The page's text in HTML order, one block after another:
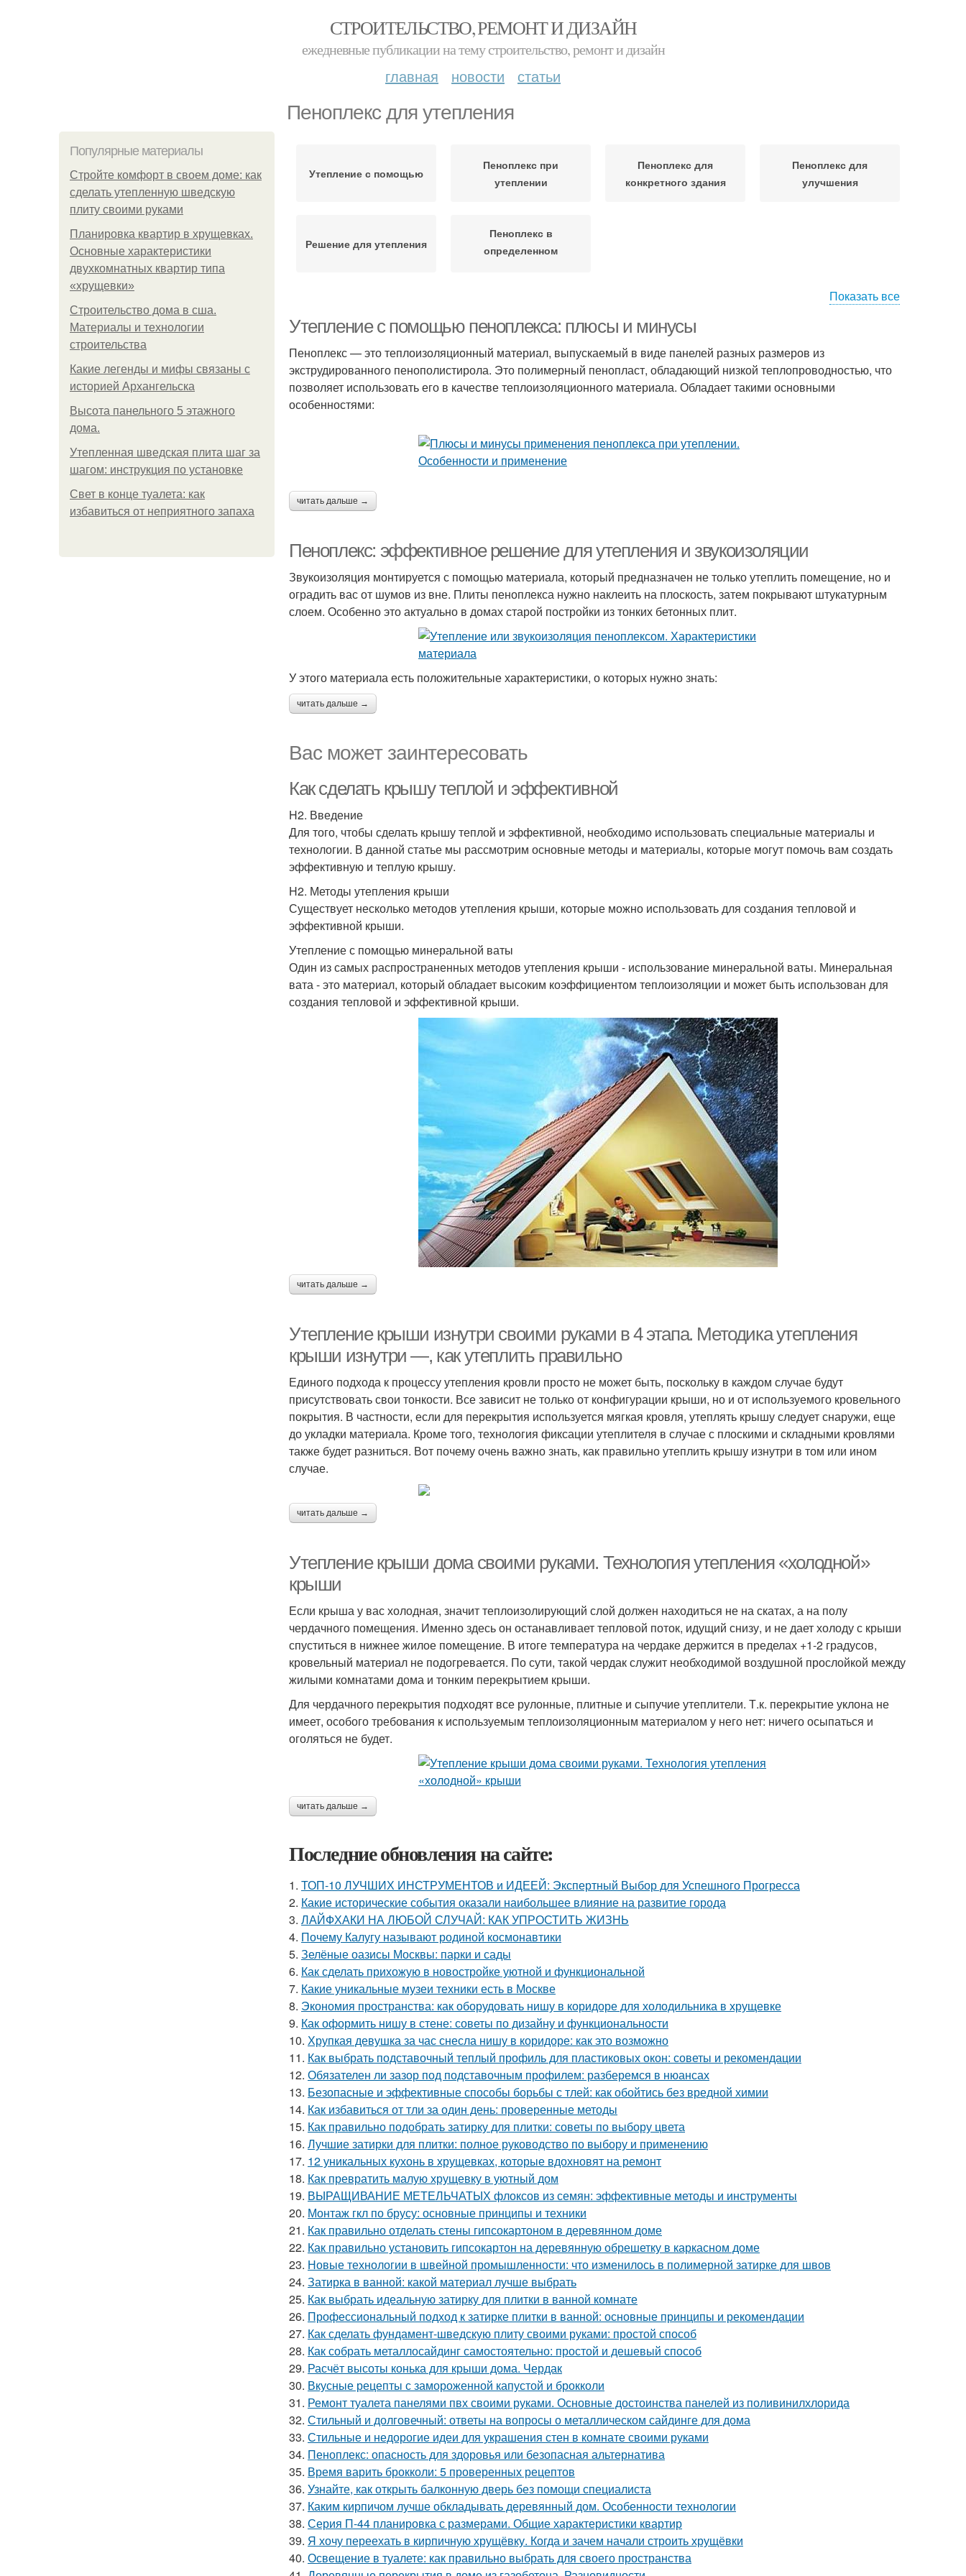
СТРОИТЕЛЬСТВО, РЕМОНТ И ДИЗАЙН
ежедневные публикации на тему строительство, ремонт и дизайн
главная новости статьи
Пеноплекс для утепления
Популярные материалы
Стройте комфорт в своем доме: как
сделать утепленную шведскую
плиту своими руками
Планировка квартир в хрущевках.
Основные характеристики
двухкомнатных квартир типа
«хрущевки»
Строительство дома в сша.
Материалы и технологии
строительства
Какие легенды и мифы связаны с
историей Архангельска
Высота панельного 5 этажного
дома.
Утепленная шведская плита шаг за
шагом: инструкция по установке
Свет в конце туалета: как
избавиться от неприятного запаха
Утепление с помощью
Пеноплекс при
утеплении
Пеноплекс для
конкретного здания
Пеноплекс для
улучшения
Решение для утепления
Пеноплекс в
определенном
Показать все
Утепление с помощью пеноплекса: плюсы и минусы
Пеноплекс — это теплоизоляционный материал, выпускаемый в виде панелей разных размеров из
экструдированного пенополистирола. Это полимерный пенопласт, обладающий низкой теплопроводностью, что
позволяет использовать его в качестве теплоизоляционного материала. Обладает такими основными
особенностями:
читать дальше →
Пеноплекс: эффективное решение для утепления и звукоизоляции
Звукоизоляция монтируется с помощью материала, который предназначен не только утеплить помещение, но и
оградить вас от шумов из вне. Плиты пеноплекса нужно наклеить на плоскость, затем покрывают штукатурным
слоем. Особенно это актуально в домах старой постройки из тонких бетонных плит.
У этого материала есть положительные характеристики, о которых нужно знать:
читать дальше →
Вас может заинтересовать
Как сделать крышу теплой и эффективной
H2. Введение
Для того, чтобы сделать крышу теплой и эффективной, необходимо использовать специальные материалы и
технологии. В данной статье мы рассмотрим основные методы и материалы, которые могут помочь вам создать
эффективную и теплую крышу.
H2. Методы утепления крыши
Существует несколько методов утепления крыши, которые можно использовать для создания тепловой и
эффективной крыши.
Утепление с помощью минеральной ваты
Один из самых распространенных методов утепления крыши - использование минеральной ваты. Минеральная
вата - это материал, который обладает высоким коэффициентом теплоизоляции и может быть использован для
создания тепловой и эффективной крыши.
читать дальше →
Утепление крыши изнутри своими руками в 4 этапа. Методика утепления
крыши изнутри —, как утеплить правильно
Единого подхода к процессу утепления кровли просто не может быть, поскольку в каждом случае будут
присутствовать свои тонкости. Все зависит не только от конфигурации крыши, но и от используемого кровельного
покрытия. В частности, если для перекрытия используется мягкая кровля, утеплять крышу следует снаружи, еще
до укладки материала. Кроме того, технология фиксации утеплителя в случае с плоскими и складными кровлями
также будет разниться. Вот почему очень важно знать, как правильно утеплить крышу изнутри в том или ином
случае.
читать дальше →
Утепление крыши дома своими руками. Технология утепления «холодной»
крыши
Если крыша у вас холодная, значит теплоизолирующий слой должен находиться не на скатах, а на полу
чердачного помещения. Именно здесь он останавливает тепловой поток, идущий снизу, и не дает холоду с крыши
спуститься в нижнее жилое помещение. В итоге температура на чердаке держится в пределах +1-2 градусов,
кровельный материал не подогревается. По сути, такой чердак служит необходимой воздушной прослойкой между
жилыми комнатами дома и тонким перекрытием крыши.
Для чердачного перекрытия подходят все рулонные, плитные и сыпучие утеплители. Т.к. перекрытие уклона не
имеет, особого требования к используемым теплоизоляционным материалом у него нет: ничего осыпаться и
оголяться не будет.
читать дальше →
Последние обновления на сайте:
1. ТОП-10 ЛУЧШИХ ИНСТРУМЕНТОВ и ИДЕЕЙ: Экспертный Выбор для Успешного Прогресса
2. Какие исторические события оказали наибольшее влияние на развитие города
3. ЛАЙФХАКИ НА ЛЮБОЙ СЛУЧАЙ: КАК УПРОСТИТЬ ЖИЗНЬ
4. Почему Калугу называют родиной космонавтики
5. Зелёные оазисы Москвы: парки и сады
6. Как сделать прихожую в новостройке уютной и функциональной
7. Какие уникальные музеи техники есть в Москве
8. Экономия пространства: как оборудовать нишу в коридоре для холодильника в хрущевке
9. Как оформить нишу в стене: советы по дизайну и функциональности
10. Хрупкая девушка за час снесла нишу в коридоре: как это возможно
11. Как выбрать подставочный теплый профиль для пластиковых окон: советы и рекомендации
12. Обязателен ли зазор под подставочным профилем: разберемся в нюансах
13. Безопасные и эффективные способы борьбы с тлей: как обойтись без вредной химии
14. Как избавиться от тли за один день: проверенные методы
15. Как правильно подобрать затирку для плитки: советы по выбору цвета
16. Лучшие затирки для плитки: полное руководство по выбору и применению
17. 12 уникальных кухонь в хрущевках, которые вдохновят на ремонт
18. Как превратить малую хрущевку в уютный дом
19. ВЫРАЩИВАНИЕ МЕТЕЛЬЧАТЫХ флоксов из семян: эффективные методы и инструменты
20. Монтаж гкл по брусу: основные принципы и техники
21. Как правильно отделать стены гипсокартоном в деревянном доме
22. Как правильно установить гипсокартон на деревянную обрешетку в каркасном доме
23. Новые технологии в швейной промышленности: что изменилось в полимерной затирке для швов
24. Затирка в ванной: какой материал лучше выбрать
25. Как выбрать идеальную затирку для плитки в ванной комнате
26. Профессиональный подход к затирке плитки в ванной: основные принципы и рекомендации
27. Как сделать фундамент-шведскую плиту своими руками: простой способ
28. Как собрать металлосайдинг самостоятельно: простой и дешевый способ
29. Расчёт высоты конька для крыши дома. Чердак
30. Вкусные рецепты с замороженной капустой и брокколи
31. Ремонт туалета панелями пвх своими руками. Основные достоинства панелей из поливинилхлорида
32. Стильный и долговечный: ответы на вопросы о металлическом сайдинге для дома
33. Стильные и недорогие идеи для украшения стен в комнате своими руками
34. Пеноплекс: опасность для здоровья или безопасная альтернатива
35. Время варить брокколи: 5 проверенных рецептов
36. Узнайте, как открыть балконную дверь без помощи специалиста
37. Каким кирпичом лучше обкладывать деревянный дом. Особенности технологии
38. Серия П-44 планировка с размерами. Общие характеристики квартир
39. Я хочу переехать в кирпичную хрущёвку. Когда и зачем начали строить хрущёвки
40. Освещение в туалете: как правильно выбрать для своего пространства